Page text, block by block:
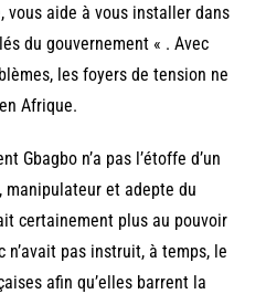
aide à vous installer dans
du gouvernement « . Avec
les foyers de tension ne
Afrique.
Gbagbo n’a pas l’étoffe d’un
manipulateur et adepte du
certainement plus au pouvoir
n’avait pas instruit, à temps, le
afin qu’elles barrent la